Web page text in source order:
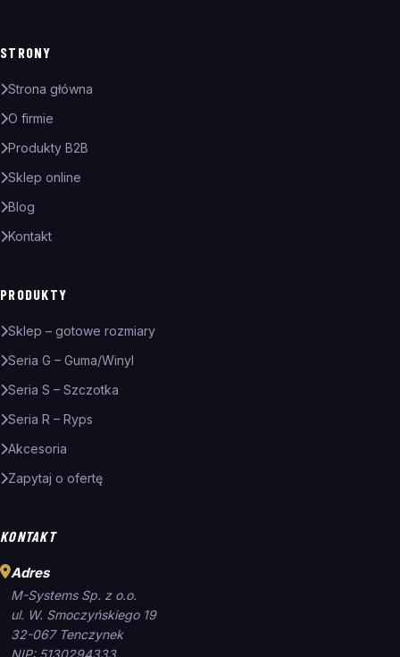
STRONY
Strona główna
O firmie
Produkty B2B
Sklep online
Blog
Kontakt
PRODUKTY
Sklep – gotowe rozmiary
Seria G – Guma/Winyl
Seria S – Szczotka
Seria R – Ryps
Akcesoria
Zapytaj o ofertę
KONTAKT
Adres
M-Systems Sp. z o.o.
ul. W. Smoczyńskiego 19
32-067 Tenczynek
NIP: 5130294333